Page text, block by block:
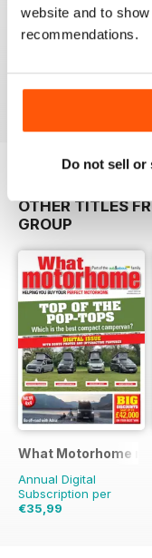
website and to
recommendations.
Do not sell or
Acquista per€3,49
Vista
OTHER TITLES
GROUP
What Motorhome
Annual Digital
Subscription per
€35,99